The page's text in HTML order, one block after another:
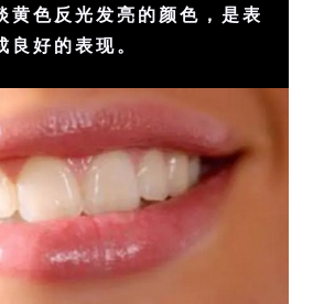
黄色反光发亮的颜色，是表
好的表现。